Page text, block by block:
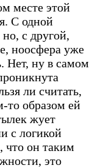
месте этой
С одной
с другой,
ноосфера уже
Нет, ну в самом
ли считать,
то образом ей
жует
с логикой
что он таким
это